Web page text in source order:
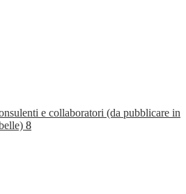
e collaboratori (da pubblicare in
8